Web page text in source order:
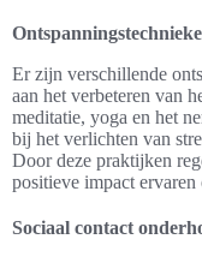
Er zijn verschillende
aan het verbeteren van
meditatie, yoga en het
bij het verlichten van
Door deze praktijken
positieve impact
Sociaal contact